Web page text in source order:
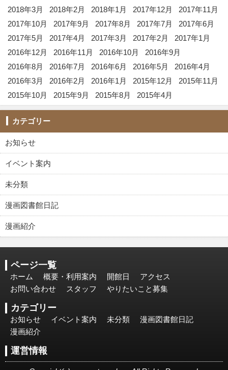
2018年3月
2018年2月 2018年1月 2017年12月
2017年11月
2017年10月
2017年9月 2017年8月 2017年7月
2017年6月
2017年5月
2017年4月 2017年3月 2017年2月
2017年1月
2016年12月
2016年11月 2016年10月
2016年9月
2016年8月
2016年7月 2016年6月 2016年5月
2016年4月
2016年3月
2016年2月 2016年1月 2015年12月
2015年11月
2015年10月
2015年9月 2015年8月 2015年4月
カテゴリー
お知らせ
イベント案内
未分類
漫画図書館日記
漫画紹介
ページ一覧
ホーム 概要・利用案内 開館日
アクセス
お問い合わせ
スタッフ やりたいこと募集
カテゴリー
お知らせ イベント案内 未分類
漫画図書館日記
漫画紹介
運営情報